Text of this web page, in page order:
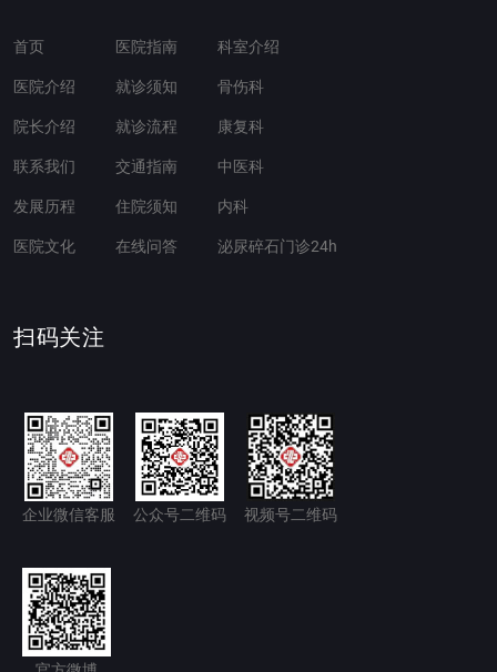
首页
医院介绍
院长介绍
联系我们
发展历程
医院文化
医院指南
就诊须知
就诊流程
交通指南
住院须知
在线问答
科室介绍
骨伤科
康复科
中医科
内科
泌尿碎石门诊24h
扫码关注
企业微信客服 公众号二维码 视频号二维码